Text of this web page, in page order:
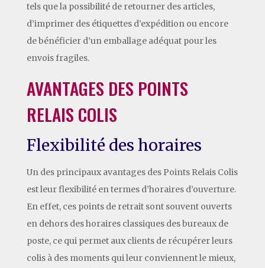
tels que la possibilité de retourner des articles,
d’imprimer des étiquettes d’expédition ou encore
de bénéficier d’un emballage adéquat pour les
envois fragiles.
AVANTAGES DES POINTS
RELAIS COLIS
Flexibilité des horaires
Un des principaux avantages des Points Relais Colis
est leur flexibilité en termes d’horaires d’ouverture.
En effet, ces points de retrait sont souvent ouverts
en dehors des horaires classiques des bureaux de
poste, ce qui permet aux clients de récupérer leurs
colis à des moments qui leur conviennent le mieux,